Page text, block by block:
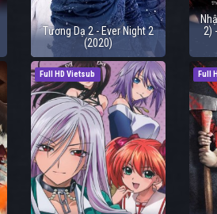
Tương Dạ 2 - Ever Night 2
(2020)
2)
Full HD Vietsub Full